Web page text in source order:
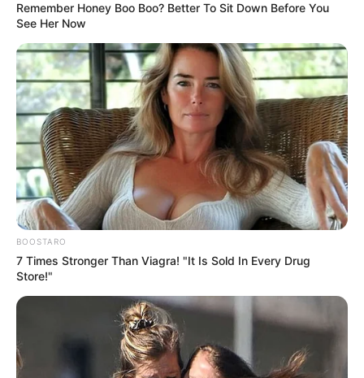
ΑΦΓΑΝΙΣΤΑΝ ΚΑΙ ΤΙ ΚΡΥΒΕΤΑΙ ΑΠΟ ΠΙΣΩ. ΠΟΙΟ ΕΙΝΑΙ ΤΟ
ΣΧΕΔΙΟ. ΓΙΝΟΝΤΑΙ ΠΟΛΛΑ ΣΤΙΣ ΜΕΡΕΣ ΜΑΣ. ΚΑΙ ΟΦΕΙΛΩ
ΝΑ ΟΜΟΛΟΓΗΣΩ ΟΤΙ ΔΕΝ ΕΙΝΑΙ ΚΑΘΟΛΟΥ ΕΥΚΟΛΟ ΓΙΑ
ΚΑΠΟΙΟΝ ΝΑ ΜΠΟΡΕΣΕΙ ΝΑ ΒΓΑΛΕΙ ΤΑ ΣΩΣΤΑ
ΣΥΜΠΕΡΑΣΜΑΤΑ. ΕΙΔΙΚΑ ΟΤΑΝ ΒΛΕΠΕΙ ΑΠΟΜΟΝΩΜΕΝΑ
ΤΗΝ ΚΑΘΕ ΕΙΔΗΣΗ ΠΟΥ ΠΕΦΤΕΙ ΣΤΑ ΜΑΤΙΑ ΤΟΥ. ΟΤΑΝ
ΔΕΝ ΕΧΕΙ ΕΜΠΕΙΡΙΑ ΕΡΕΥΝΑΣ ΧΡΟΝΩΝ. ΟΤΑΝ ΔΕΝ ΕΧΕΙ
ΕΝΩΣΕΙ ΚΑΜΙΑ ΤΕΛΙΤΣΑ ΜΕΧΡΙ ΤΩΡΑ. ΔΕΝ ΜΠΟΡΕΙ ΝΑ
ΔΕΙ ΟΤΙ ΕΤΣΙ ΕΙΝΑΙ ΤΟ ΣΧΕΔΙΟ. ΔΕΝ ΜΠΟΡΕΙ ΝΑ ΔΕΙ ΚΑΝ
ΟΤΙ ΥΠΑΡΧΕΙ ΣΧΕΔΙΟ. ΚΑΙ ΑΥΤΟ ΕΙΝΑΙ ΑΦΥΠΝΙΣΗΣ. ΚΑΙ
Remember Honey Boo Boo? Better To Sit Down Before You
See Her Now
BOOSTARO
7 Times Stronger Than Viagra! "It Is Sold In Every Drug
Store!"